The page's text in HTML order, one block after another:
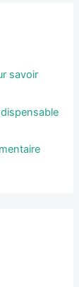
savoir